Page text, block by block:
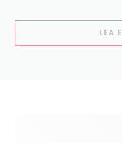
LEA